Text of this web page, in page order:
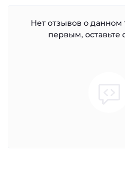
Нет отзывов о данном
первым, оставьте